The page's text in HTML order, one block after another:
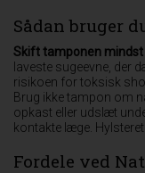
Sådan bruger
Skift tamponen
laveste sugeevne, der
risikoen for toksisk
Brug ikke tampon om
opkast eller udslæt
kontakte læge.
Fordele ved